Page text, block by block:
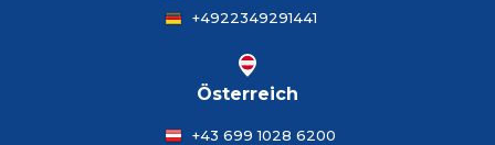
+4922349291441
Österreich
+43 699 1028 6200